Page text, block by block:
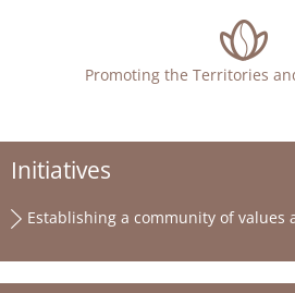
Promoting the Territories
Initiatives
Establishing a community of